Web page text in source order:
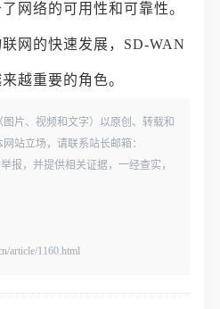
网络的可用性和可靠性。
网的快速发展，SD-WAN
越重要的角色。
片、视频和文字）以原创、转载和
站立场，请联系站长邮箱：
举报，并提供相关证据，一经查实，
article/1160.html